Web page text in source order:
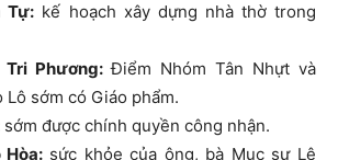
Tự: kế hoạch xây dựng nhà thờ trong
Phương:Điểm Nhóm Tân Nhựt và
sớm có Giáo phẩm.
sớm được chính quyền công nhận.
Hòa: sức khỏe của ông, bà Mục sư Lê